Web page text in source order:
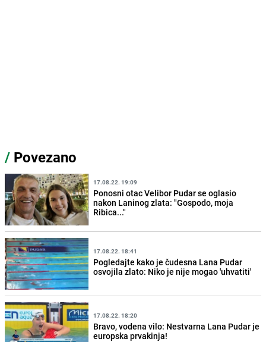
/ Povezano
17.08.22. 19:09
Ponosni otac Velibor Pudar se oglasio
nakon Laninog zlata: "Gospodo, moja
Ribica..."
17.08.22. 18:41
Pogledajte kako je čudesna Lana Pudar
osvojila zlato: Niko je nije mogao 'uhvatiti'
17.08.22. 18:20
Bravo, vodena vilo: Nestvarna Lana Pudar je
europska prvakinja!